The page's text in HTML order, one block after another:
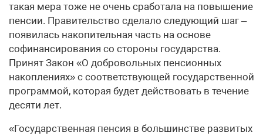
такая мера тоже не очень сработала на повышение
пенсии. Правительство сделало следующий шаг –
появилась накопительная часть на основе
софинансирования со стороны государства.
Принят Закон «О добровольных пенсионных
накоплениях» с соответствующей государственной
программой, которая будет действовать в течение
десяти лет.
«Государственная пенсия в большинстве развитых